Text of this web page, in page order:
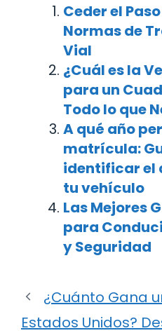
Ceder el
Normas de
Vial
¿Cuál es la
para un
Todo lo que
A qué año
matrícula:
identificar el
tu vehículo
Las Mejores
para
y Seguridad
¿Cuánto Gana
Estados Unidos?